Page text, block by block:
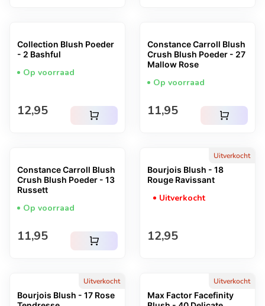
Collection Blush Poeder
- 2 Bashful
Op voorraad
Normale prijs
12,95 shopping_cart
Constance Carroll Blush
Crush Blush Poeder - 27
Mallow Rose
Op voorraad
Normale prijs
11,95 shopping_cart
Constance Carroll Blush
Crush Blush Poeder - 13
Russett
Op voorraad
Normale prijs
11,95 shopping_cart
Uitverkocht
Bourjois Blush - 18
Rouge Ravissant
Uitverkocht
Normale prijs
12,95
Uitverkocht
Bourjois Blush - 17 Rose
Uitverkocht
Max Factor Facefinity